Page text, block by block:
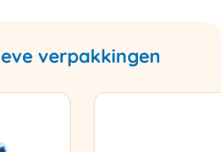
verpakkingen